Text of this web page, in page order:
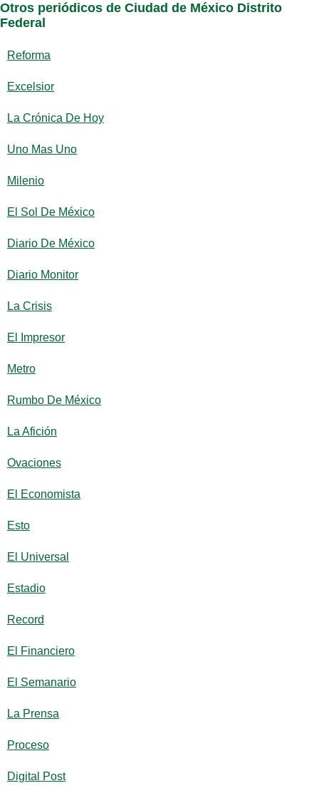
Otros periódicos de Ciudad de México Distrito
Federal
Reforma
Excelsior
La Crónica De Hoy
Uno Mas Uno
Milenio
El Sol De México
Diario De México
Diario Monitor
La Crisis
El Impresor
Metro
Rumbo De México
La Afición
Ovaciones
El Economista
Esto
El Universal
Estadio
Record
El Financiero
El Semanario
La Prensa
Proceso
Digital Post